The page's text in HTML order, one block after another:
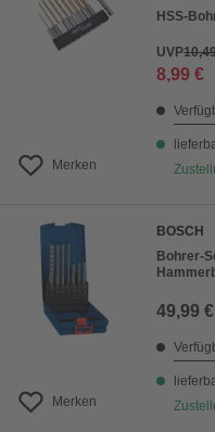
Preis absteigend
Bewertung
Merken
HSS-
UVP
8,99 €
Merken
BOSCH
Bohrer-
49,99 €